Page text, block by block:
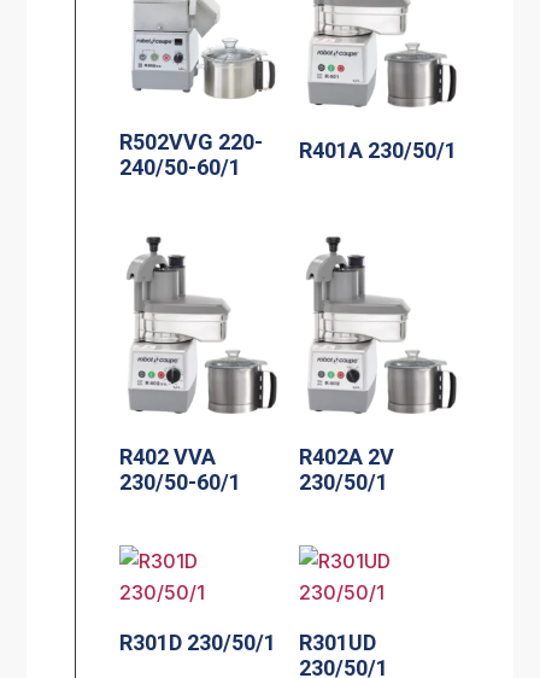
R502VVG 220-
240/50-60/1
R401A 230/50/1
R402 VVA
230/50-60/1
R402A 2V
230/50/1
R301D 230/50/1
R301UD
230/50/1